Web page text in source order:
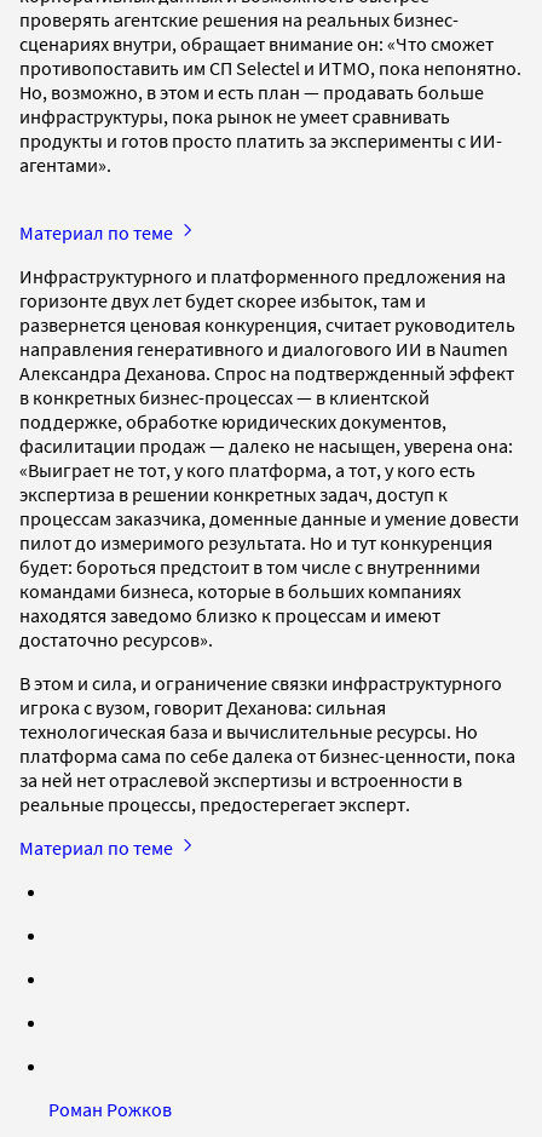
проверять агентские решения на реальных бизнес-
сценариях внутри, обращает внимание он: «Что сможет
противопоставить им СП Selectel и ИТМО, пока непонятно.
Но, возможно, в этом и есть план — продавать больше
инфраструктуры, пока рынок не умеет сравнивать
продукты и готов просто платить за эксперименты с ИИ-
агентами».
Материал по теме
Инфраструктурного и платформенного предложения на
горизонте двух лет будет скорее избыток, там и
развернется ценовая конкуренция, считает руководитель
направления генеративного и диалогового ИИ в Naumen
Александра Деханова. Спрос на подтвержденный эффект
в конкретных бизнес-процессах — в клиентской
поддержке, обработке юридических документов,
фасилитации продаж — далеко не насыщен, уверена она:
«Выиграет не тот, у кого платформа, а тот, у кого есть
экспертиза в решении конкретных задач, доступ к
процессам заказчика, доменные данные и умение довести
пилот до измеримого результата. Но и тут конкуренция
будет: бороться предстоит в том числе с внутренними
командами бизнеса, которые в больших компаниях
находятся заведомо близко к процессам и имеют
достаточно ресурсов».
В этом и сила, и ограничение связки инфраструктурного
игрока с вузом, говорит Деханова: сильная
технологическая база и вычислительные ресурсы. Но
платформа сама по себе далека от бизнес-ценности, пока
за ней нет отраслевой экспертизы и встроенности в
реальные процессы, предостерегает эксперт.
Материал по теме
Роман Рожков